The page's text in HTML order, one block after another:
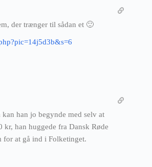
der trænger til sådan et 🙂
kan han jo begynde med selv at
kr, han huggede fra Dansk Røde
for at gå ind i Folketinget.